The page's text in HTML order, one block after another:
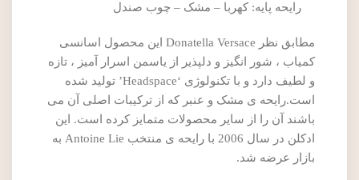
رایحه پایه: کهربا – مشک – چوب صندل
مطابق نظر Donatella Versace این محصول اسانسی
کمیاب ، شور انگیز و دلپذیر از یاسمن اسرار آمیز ، تازه
و لطیف دارد و با تکنولوژی ‘Headspace’ تولید شده
است.رایحه ی مشک و عنبر که از ترکیبات اصلی آن می
باشند آن را از سایر محصولات متمایز کرده است. این
ادکلن در سال 2006 با رایحه ی منتخب Antoine Lie به
بازار عرضه شد.